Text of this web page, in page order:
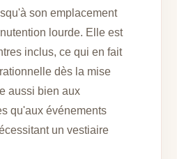
son emplacement
lourde. Elle est
inclus, ce qui en fait
dès la mise
aussi bien aux
qu'aux événements
un vestiaire